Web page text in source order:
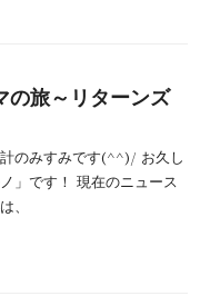
の旅～リターンズ
のみすみです(^^)/ お久し
」です！ 現在のニュース
、